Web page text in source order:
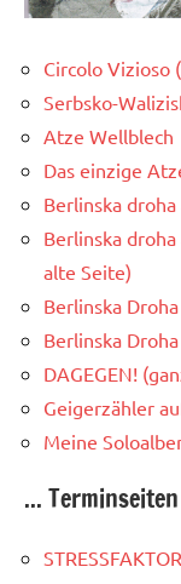
Circolo Vizioso
Serbsko-
Atze Wellblech
Das einzige
Berlinska
Berlinska
alte Seite)
Berlinska
Berlinska
DAGEGEN!
Geigerzähler
Meine
... Terminseiten
STRESSFAKTOR